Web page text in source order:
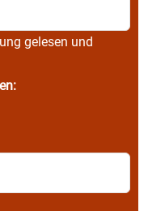
gelesen und